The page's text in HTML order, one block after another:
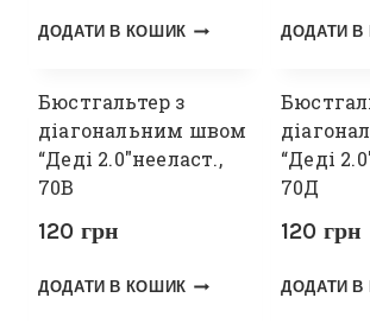
ДОДАТИ В КОШИК ДОДАТИ В
Бюстгальтер з
діагональним швом
“Деді 2.0″нееласт.,
70В
120 грн
ДОДАТИ В КОШИК
“Деді
70Д
120 грн
ДОДАТИ В